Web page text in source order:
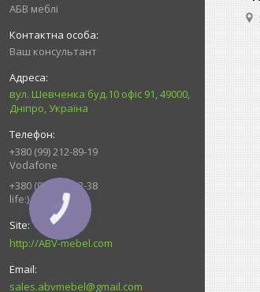
АБВ меблі
Ваш консультант
вул. Шевченка буд.10 офіс 91, 49000,
Дніпро, Україна
+380 (99) 212-89-19
Vodafone
+380 (93) 539-92-38
life:)
http://ABV-mebel.com
sales.abvmebel@gmail.com
КНОПКА
ЗВ'ЯЗКУ